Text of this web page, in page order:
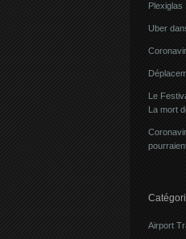
Plexiglas
Uber
Le
La mort
Airport